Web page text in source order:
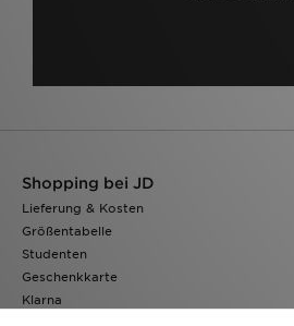
Shopping bei JD
Lieferung & Kosten
Größentabelle
Studenten
Geschenkkarte
Klarna